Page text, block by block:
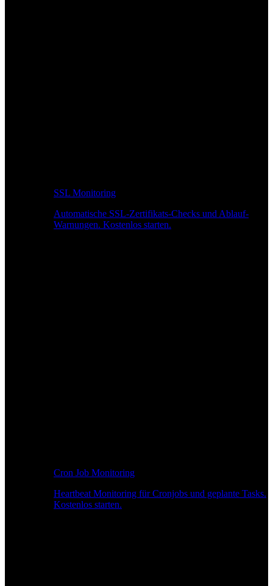
SSL Monitoring
Automatische SSL-Zertifikats-Checks und Ablauf-
Warnungen. Kostenlos starten.
Cron Job Monitoring
Heartbeat Monitoring für Cronjobs und geplante Tasks.
Kostenlos starten.